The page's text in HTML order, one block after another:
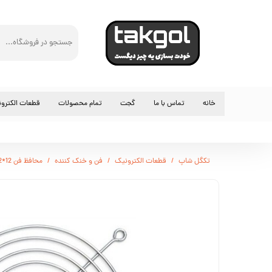
خانه تماس با ما گجت تمام محصولات قطعات
آی سی و
فن و خنک
رله
تکگل شاپ قطعات الکترونیک فن و خنک کننده محافظ فن 12*12 سانتی متر